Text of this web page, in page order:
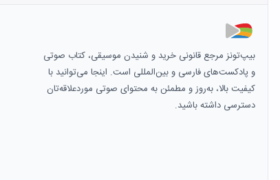
بیپ‌تونز مرجع قانونی خرید و شنیدن موسیقی، کتاب صوتی
و پادکست‌های فارسی و بین‌المللی است. اینجا می‌توانید با
کیفیت بالا، به‌روز و مطمئن به محتوای صوتی موردعلاقه‌تان
دسترسی داشته باشید.